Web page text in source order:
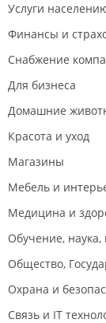
Услуги
Финансы и
Снабжение
Для бизнеса
Домашние
Красота и уход
Магазины
Мебель и
Медицина и
Обучение, наука,
Общество,
Охрана и
Связь и IT